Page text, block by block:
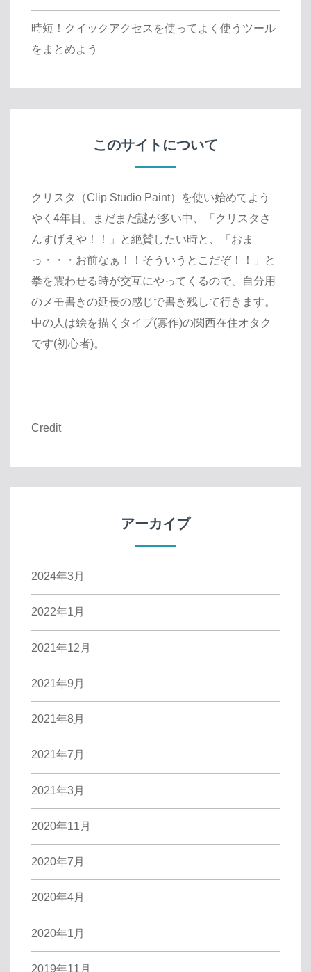
時短！クイックアクセスを使ってよく使うツール
をまとめよう
このサイトについて
クリスタ（Clip Studio Paint）を使い始めてよう
やく4年目。まだまだ謎が多い中、「クリスタさ
んすげえや！！」と絶賛したい時と、「おま
っ・・・お前なぁ！！そういうとこだぞ！！」と
拳を震わせる時が交互にやってくるので、自分用
のメモ書きの延長の感じで書き残して行きます。
中の人は絵を描くタイプ(寡作)の関西在住オタク
です(初心者)。
Credit
アーカイブ
2024年3月
2022年1月
2021年12月
2021年9月
2021年8月
2021年7月
2021年3月
2020年11月
2020年7月
2020年4月
2020年1月
2019年11月